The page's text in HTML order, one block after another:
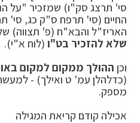
סי' תרצג סק"ו) שמזכיר "על
החיים (סי' תרפח ס"ק כג, סי'
האריז"ל והבא"ח (פ' תצווה)
שלא להזכיר בט"ו (לוח א"י).
וכן ההולך ממקום למקום
(כדלהלן עמ' ט ואילך) -
מספק.
אכילה קודם קריאת המגילה